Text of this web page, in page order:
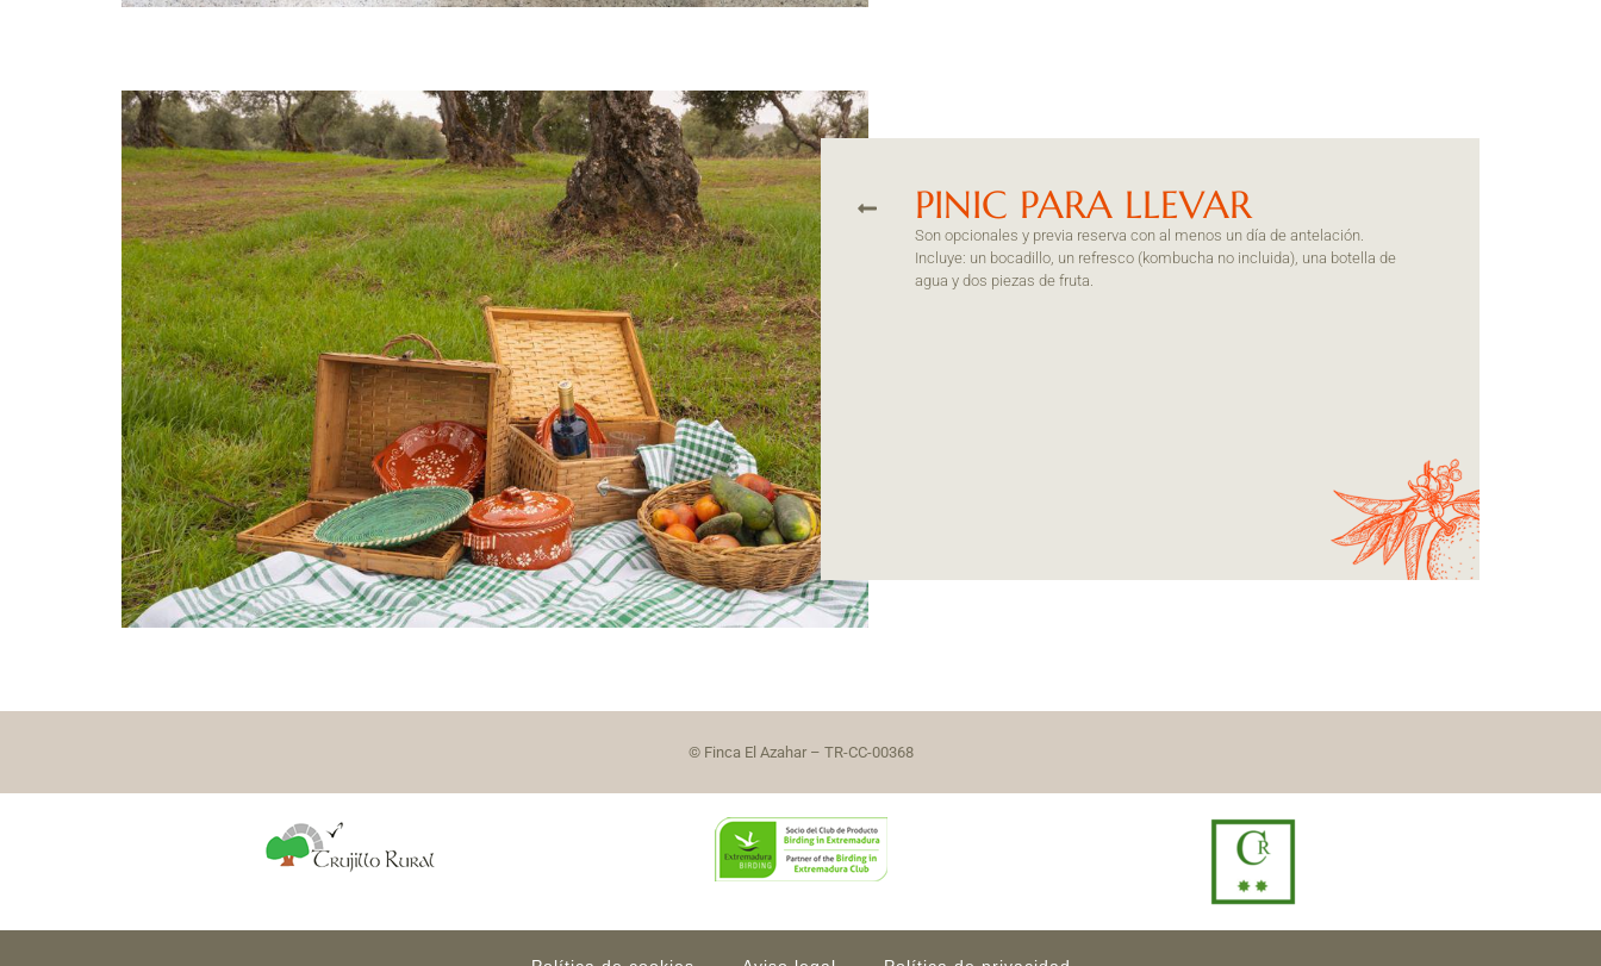
PINIC PARA LLEVAR
Son opcionales y previa reserva con al menos un día de antelación.
Incluye: un bocadillo, un refresco (kombucha no incluida), una botella de
agua y dos piezas de fruta.
© Finca El Azahar – TR-CC-00368